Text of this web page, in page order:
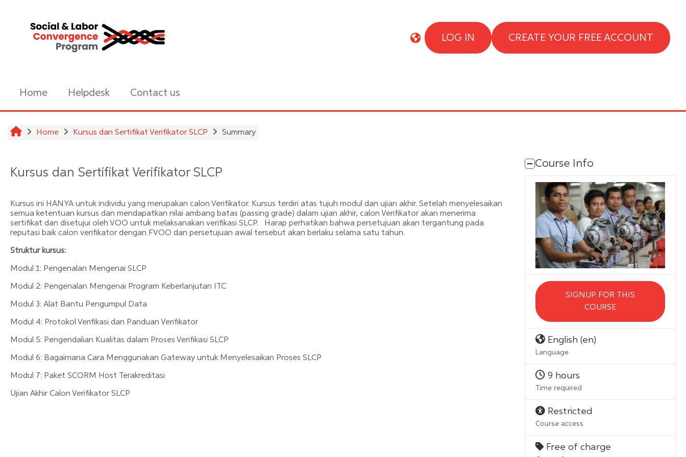
LOG IN CREATE YOUR FREE ACCOUNT
Home Helpdesk Contact us
Home Kursus dan Sertifikat Verifikator SLCP Summary
Kursus dan Sertifikat Verifikator SLCP
Kursus ini HANYA untuk individu yang merupakan calon Verifikator. Kursus terdiri atas tujuh modul dan ujian akhir. Setelah menyelesaikan
semua ketentuan kursus dan mendapatkan nilai ambang batas (passing grade) dalam ujian akhir, calon Verifikator akan menerima
sertifikat dan disetujui oleh VOO untuk melaksanakan verifikasi SLCP. Harap perhatikan bahwa persetujuan akan tergantung pada
reputasi baik calon verifikator dengan FVOO dan persetujuan awal tersebut akan berlaku selama satu tahun.
Struktur kursus:
Modul 1: Pengenalan Mengenai SLCP
Modul 2: Pengenalan Mengenai Program Keberlanjutan ITC
Modul 3: Alat Bantu Pengumpul Data
Modul 4: Protokol Verifikasi dan Panduan Verifikator
Modul 5: Pengendalian Kualitas dalam Proses Verifikasi SLCP
Modul 6: Bagaimana Cara Menggunakan Gateway untuk Menyelesaikan Proses SLCP
Modul 7: Paket SCORM Host Terakreditasi
Ujian Akhir Calon Verifikator SLCP
Supplementary blocks
Course Info
SIGNUP FOR THIS
COURSE
English ‎(en)‎
Language
9 hours
Time required
Restricted
Course access
Free of charge